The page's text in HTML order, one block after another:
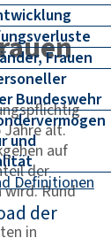
Frauen
Bundeswehr
und
Definitionen
der
Jahre alt.
auf
der
wird. Rund
in